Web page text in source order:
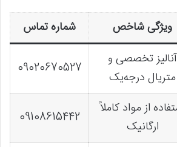
ویژگی شاخص
شماره تماس
آنالیز تخصصی و
متریال درجه‌یک
09020670527
از مواد کاملاً
ارگانیک
09108615442